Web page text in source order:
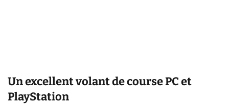
Un excellent volant de course PC et
PlayStation